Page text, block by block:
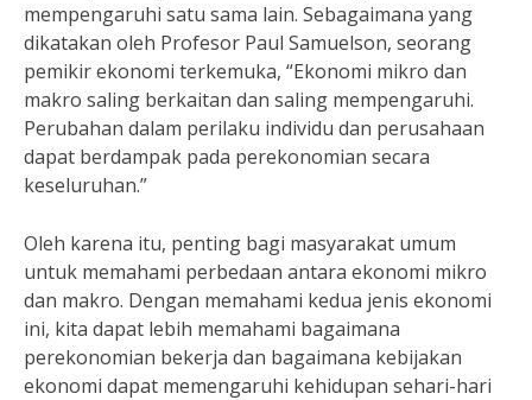
mempengaruhi satu sama lain. Sebagaimana yang
dikatakan oleh Profesor Paul Samuelson, seorang
pemikir ekonomi terkemuka, “Ekonomi mikro dan
makro saling berkaitan dan saling mempengaruhi.
Perubahan dalam perilaku individu dan perusahaan
dapat berdampak pada perekonomian secara
keseluruhan.”
Oleh karena itu, penting bagi masyarakat umum
untuk memahami perbedaan antara ekonomi mikro
dan makro. Dengan memahami kedua jenis ekonomi
ini, kita dapat lebih memahami bagaimana
perekonomian bekerja dan bagaimana kebijakan
ekonomi dapat memengaruhi kehidupan sehari-hari